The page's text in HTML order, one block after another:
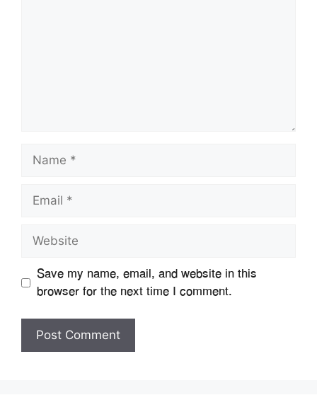
Name
Email
Website
Save my name, email, and website in this
browser for the next time I comment.